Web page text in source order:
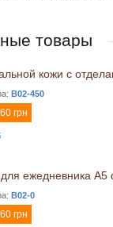
товары
кожи с
B02-450
грн
ежедневника
B02-0
грн